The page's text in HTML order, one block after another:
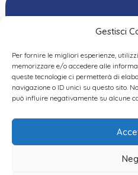
Gestisci
Per fornire le migliori esperienze,
memorizzare e/o accedere alle
queste tecnologie ci permetterà di
navigazione o ID unici su questo sito.
può influire negativamente su alcune
Privacy Policy |Cookie
Policy|Dichiarazione